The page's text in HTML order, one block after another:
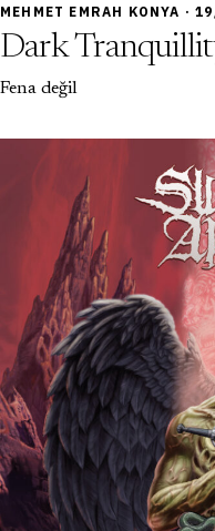
7,0
MEHMET EMRAH KONYA ·
Dark
Fena değil